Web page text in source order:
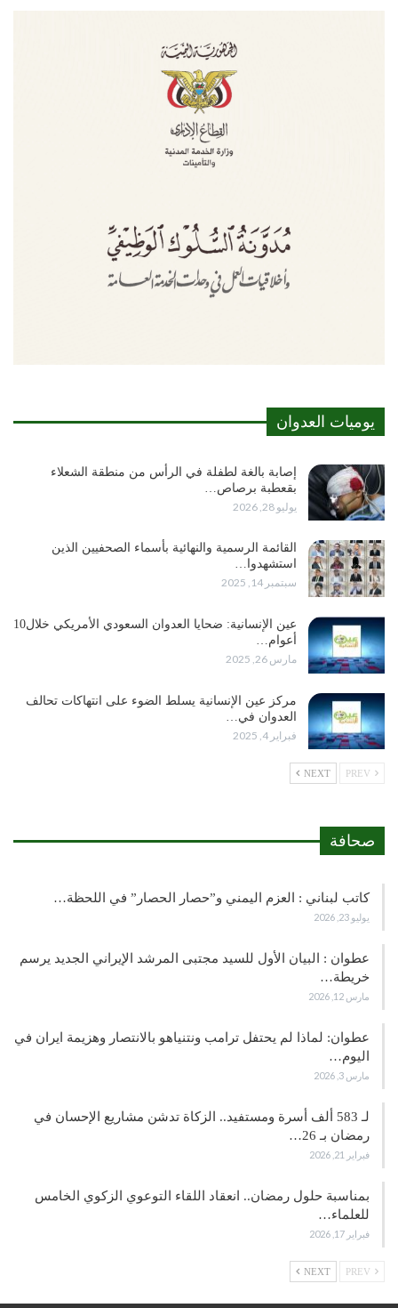
يوميات العدوان
إصابة بالغة لطفلة في الرأس من منطقة الشعلاء
بقعطبة برصاص…
يوليو 28, 2026
القائمة الرسمية والنهائية بأسماء الصحفيين الذين
استشهدوا…
سبتمبر 14, 2025
عين الإنسانية: ضحايا العدوان السعودي الأمريكي خلال10
أعوام…
مارس 26, 2025
مركز عين الإنسانية يسلط الضوء على انتهاكات تحالف
العدوان في…
فبراير 4, 2025
NEXT
صحافة
كاتب لبناني : العزم اليمني و”حصار الحصار” في اللحظة…
يوليو 23, 2026
عطوان : البيان الأول للسيد مجتبى المرشد الإيراني الجديد يرسم
خريطة…
مارس 12, 2026
عطوان: لماذا لم يحتفل ترامب ونتنياهو بالانتصار وهزيمة ايران في
اليوم…
مارس 3, 2026
لـ 583 ألف أسرة ومستفيد.. الزكاة تدشن مشاريع الإحسان في
رمضان بـ 26…
فبراير 21, 2026
بمناسبة حلول رمضان.. انعقاد اللقاء التوعوي الزكوي الخامس
للعلماء…
فبراير 17, 2026
NEXT